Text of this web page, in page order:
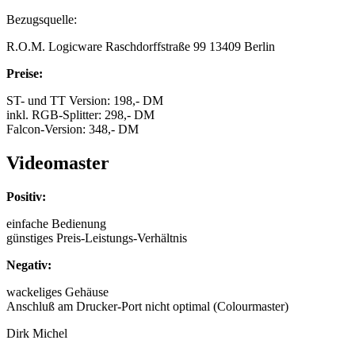
Bezugsquelle:
R.O.M. Logicware Raschdorffstraße 99 13409 Berlin
Preise:
ST- und TT Version: 198,- DM
inkl. RGB-Splitter: 298,- DM
Falcon-Version: 348,- DM
Videomaster
Positiv:
einfache Bedienung
günstiges Preis-Leistungs-Verhältnis
Negativ:
wackeliges Gehäuse
Anschluß am Drucker-Port nicht optimal (Colourmaster)
Dirk Michel